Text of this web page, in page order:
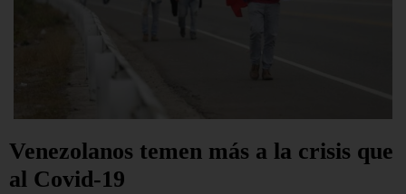
Venezolanos temen más a la crisis que
al Covid-19